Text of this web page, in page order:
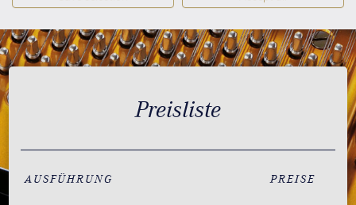
Preisliste
AUSFÜHRUNG PREISE